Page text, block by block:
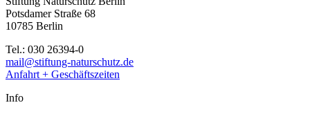
Potsdamer Straße 68
10785 Berlin
Tel.: 030 26394-0
mail@stiftung-naturschutz.de
Anfahrt + Geschäftszeiten
Info